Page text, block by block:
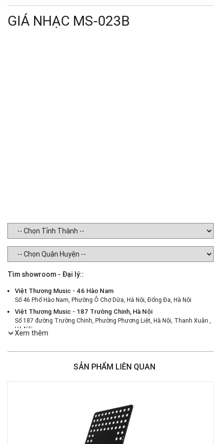
GIÁ NHẠC MS-023B
Tìm showroom - Đại lý::
Việt Thương Music - 46 Hào Nam
Số 46 Phố Hào Nam, Phường Ô Chợ Dừa, Hà Nội, Đống Đa, Hà Nội
Việt Thương Music - 187 Trường Chinh, Hà Nội
Số 187 đường Trường Chinh, Phường Phương Liệt, Hà Nội, Thanh Xuân ,
Hà Nội
Việt Thương Music - 369 Điện Biên Phủ
Việt Thương Music - Crescent Mall
6F-01 Tầng 6 Trung Tâm Thương Mại Crescent Mall, 101 Tôn Dật Tiên,
Phường Tân Mỹ, TPHCM, Quận 7, Hồ Chí Minh
Việt Thương Music - 49E Phan Đăng Lưu
Xem thêm
SẢN PHẨM LIÊN QUAN